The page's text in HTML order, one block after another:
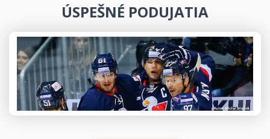
ÚSPEŠNÉ PODUJATIA